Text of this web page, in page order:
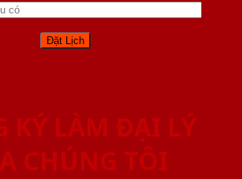
KÝ LÀM ĐẠI LÝ
CHÚNG TÔI